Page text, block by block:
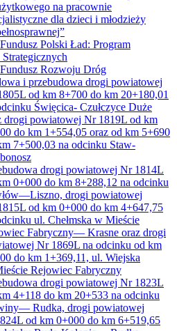
na pracownie
dla dzieci i młodzieży
Polski Ład: Program
Rozwoju Dróg
i przebudowa drogi powiatowej
od km 8+700 do km 20+180,01
Święcica- Czułczyce Duże
drogi powiatowej Nr 1819L od km
do km 1+554,05 oraz od km 5+690
7+500,03 na odcinku Staw-
drogi powiatowej Nr 1814L
0+000 do km 8+288,12 na odcinku
drogi powiatowej
od km 0+000 do km 4+647,75
ul. Chełmska w Mieście
Fabryczny— Krasne oraz drogi
Nr 1869L na odcinku od km
do km 1+369,11, ul. Wiejska
Rejowiec Fabryczny
drogi powiatowej Nr 1823L
4+118 do km 20+533 na odcinku
Rudka, drogi powiatowej
od km 0+000 do km 6+519,65